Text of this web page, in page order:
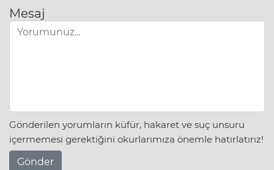
Mesaj
Gönderilen yorumların küfür, hakaret ve suç unsuru
içermemesi gerektiğini okurlarımıza önemle hatırlatırız!
Gönder